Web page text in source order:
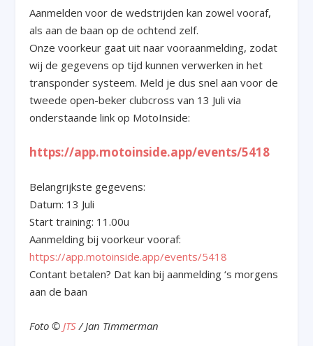
Aanmelden voor de wedstrijden kan zowel vooraf,
als aan de baan op de ochtend zelf.
Onze voorkeur gaat uit naar vooraanmelding, zodat
wij de gegevens op tijd kunnen verwerken in het
transponder systeem. Meld je dus snel aan voor de
tweede open-beker clubcross van 13 Juli via
onderstaande link op MotoInside:
https://app.motoinside.app/events/5418
Belangrijkste gegevens:
Datum: 13 Juli
Start training: 11.00u
Aanmelding bij voorkeur vooraf:
https://app.motoinside.app/events/5418
Contant betalen? Dat kan bij aanmelding ‘s morgens
aan de baan
Foto © JTS / Jan Timmerman